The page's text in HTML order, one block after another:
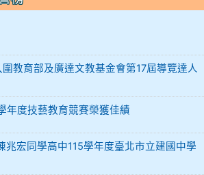
教育部及廣達文教基金會第17屆導覽達人
年度技藝教育競賽榮獲佳績
宏同學高中115學年度臺北市立建國中學